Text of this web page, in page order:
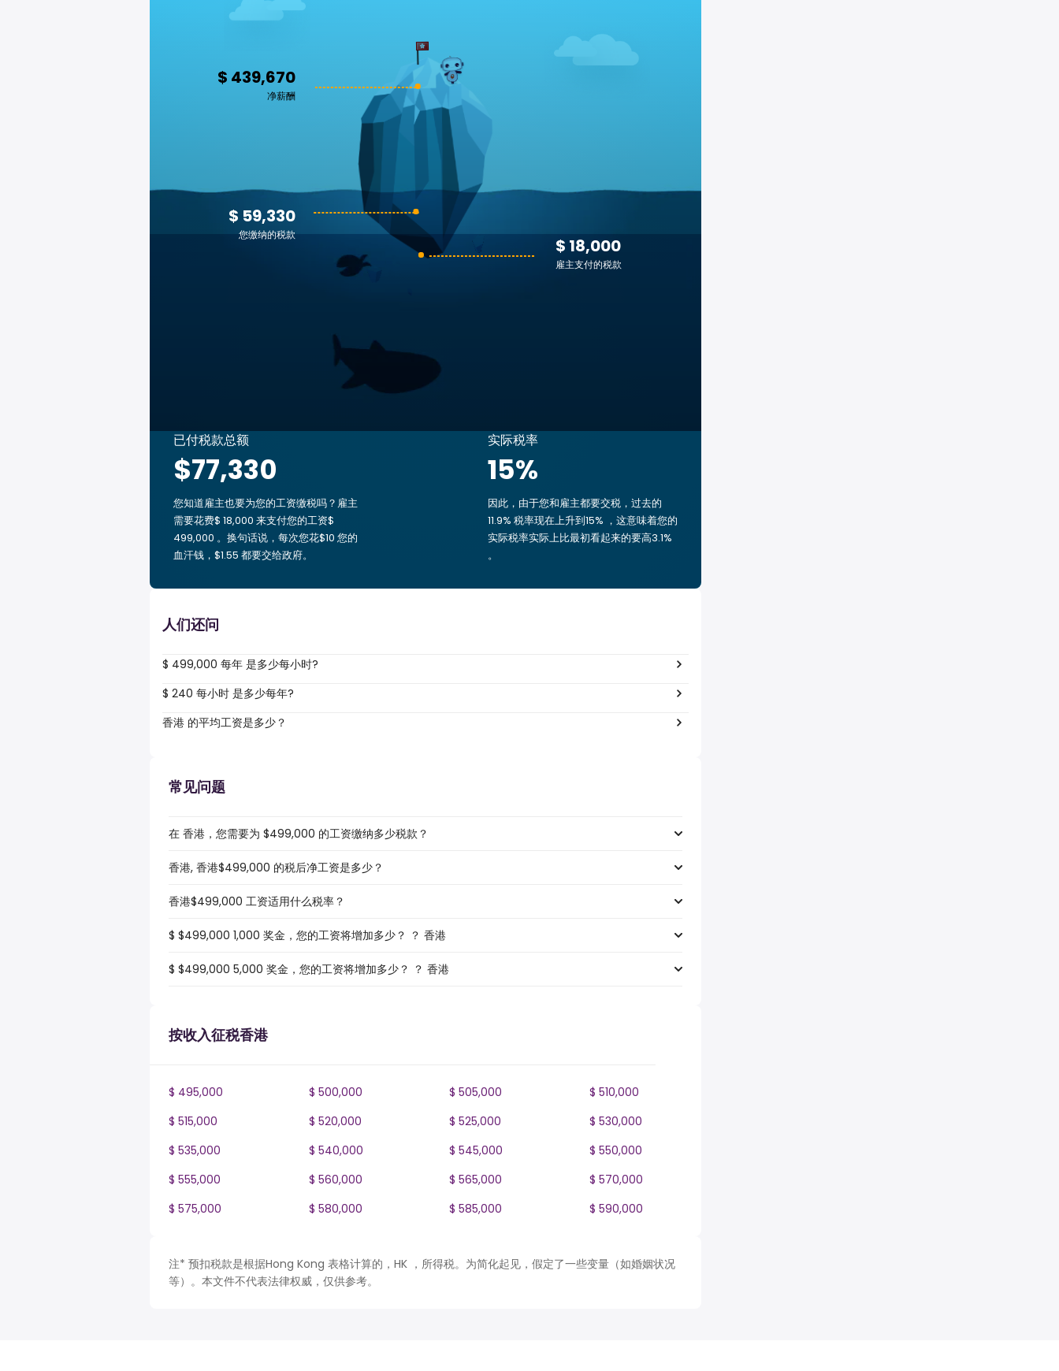
$ 439,670
净薪酬
$ 18,000
雇主支付的税款
$ 59,330
您缴纳的税款
已付税款总额
$77,330
您知道雇主也要为您的工资缴税吗？雇主
需要花费$ 18,000 来支付您的工资$
499,000 。换句话说，每次您花$10 您的
血汗钱，$1.55 都要交给政府。
实际税率
15%
因此，由于您和雇主都要交税，过去的
11.9% 税率现在上升到15% ，这意味着您的
实际税率实际上比最初看起来的要高3.1%
。
人们还问
$ 499,000 每年 是多少每小时?
$ 240 每小时 是多少每年?
香港 的平均工资是多少？
常见问题
在 香港，您需要为 $499,000 的工资缴纳多少税款？
香港, 香港$499,000 的税后净工资是多少？
香港$499,000 工资适用什么税率？
$ $499,000 1,000 奖金，您的工资将增加多少？ ？ 香港
$ $499,000 5,000 奖金，您的工资将增加多少？ ？ 香港
按收入征税香港
$ 495,000 $ 500,000 $ 505,000
$ 510,000
$ 515,000
$ 520,000 $ 525,000
$ 530,000
$ 535,000
$ 540,000 $ 545,000
$ 550,000
$ 555,000
$ 560,000 $ 565,000
$ 570,000
$ 575,000
$ 580,000 $ 585,000 $ 590,000
注* 预扣税款是根据Hong Kong 表格计算的，HK ，所得税。为简化起见，假定了一些变量（如婚姻状况
等）。本文件不代表法律权威，仅供参考。